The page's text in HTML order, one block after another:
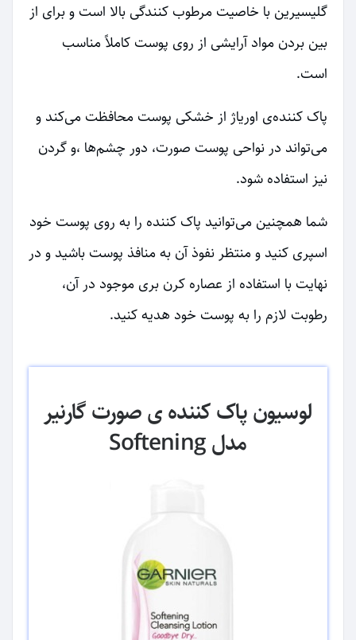
گلیسیرین با خاصیت مرطوب کنندگی بالا است و برای از
بین بردن مواد آرایشی از روی پوست کاملاً مناسب
است.
پاک کننده‌ی اوریاژ از خشکی پوست محافظت می‌کند و
می‌تواند در نواحی پوست صورت، دور چشم‌ها ،و گردن
نیز استفاده شود.
شما همچنین می‌توانید پاک کننده را به روی پوست خود
اسپری کنید و منتظر نفوذ آن به منافذ پوست باشید و در
نهایت با استفاده از عصاره کرن بری موجود در آن،
رطوبت لازم را به پوست خود هدیه کنید.
لوسیون پاک کننده ی صورت گارنیر
مدل Softening